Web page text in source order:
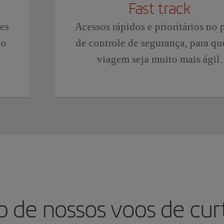
Fast track
Acessos rápidos e prioritários no
de controle de segurança, para
viagem seja muito mais ágil.
de nossos voos de